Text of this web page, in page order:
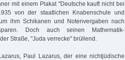
mit einem Plakat "Deutsche kauft nicht bei
von der staatlichen Knabenschule und
ihm Schikanen und Notenvergaben nach
Doch auch seinen Mathematik-
Straße, "Juda verrecke" brüllend.
Paul Lazarus, der eine nichtjüdische